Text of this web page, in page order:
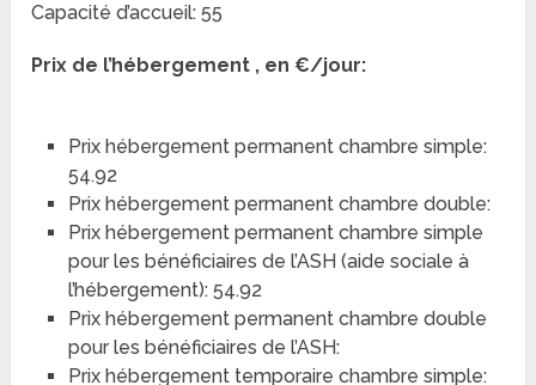
Capacité d’accueil: 55
Prix de l’hébergement , en €/jour:
Prix hébergement permanent chambre simple:
54.92
Prix hébergement permanent chambre double:
Prix hébergement permanent chambre simple
pour les bénéficiaires de l’ASH (aide sociale à
l’hébergement): 54.92
Prix hébergement permanent chambre double
pour les bénéficiaires de l’ASH:
Prix hébergement temporaire chambre simple: